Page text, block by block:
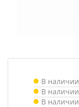
В наличии
В наличии
В наличии